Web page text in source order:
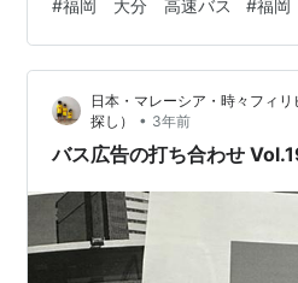
すすめ！ 「とよのくに号」につ
～大分間を高速バスで移動した
席や設備の情報が気になる…
#福岡 大分 高速バス #福
日本・マレーシア・時々フィ
探し）
• 3年前
バス広告の打ち合わせ